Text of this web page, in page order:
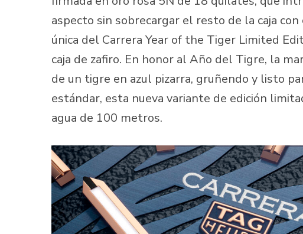
aspecto sin sobrecargar el resto de la caja
única del Carrera Year of the Tiger Limited
caja de zafiro. En honor al Año del Tigre, la
de un tigre en azul pizarra, gruñendo y listo
estándar, esta nueva variante de edición
agua de 100 metros.